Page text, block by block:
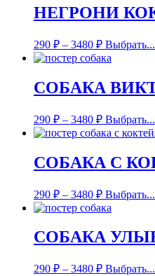
НЕГРОНИ
290 ₽ – 3480 ₽ Выбрать...
СОБАКА
290 ₽ – 3480 ₽ Выбрать...
СОБАКА С
290 ₽ – 3480 ₽ Выбрать...
СОБАКА
290 ₽ – 3480 ₽ Выбрать...